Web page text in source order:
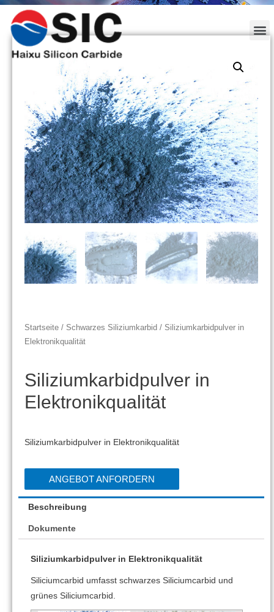
Startseite / Schwarzes Siliziumkarbid / Siliziumkarbidpulver in
Elektronikqualität
Siliziumkarbidpulver in
Elektronikqualität
Siliziumkarbidpulver in Elektronikqualität
ANGEBOT ANFORDERN
Beschreibung
Dokumente
Siliziumkarbidpulver in Elektronikqualität
Siliciumcarbid umfasst schwarzes Siliciumcarbid und
grünes Siliciumcarbid.